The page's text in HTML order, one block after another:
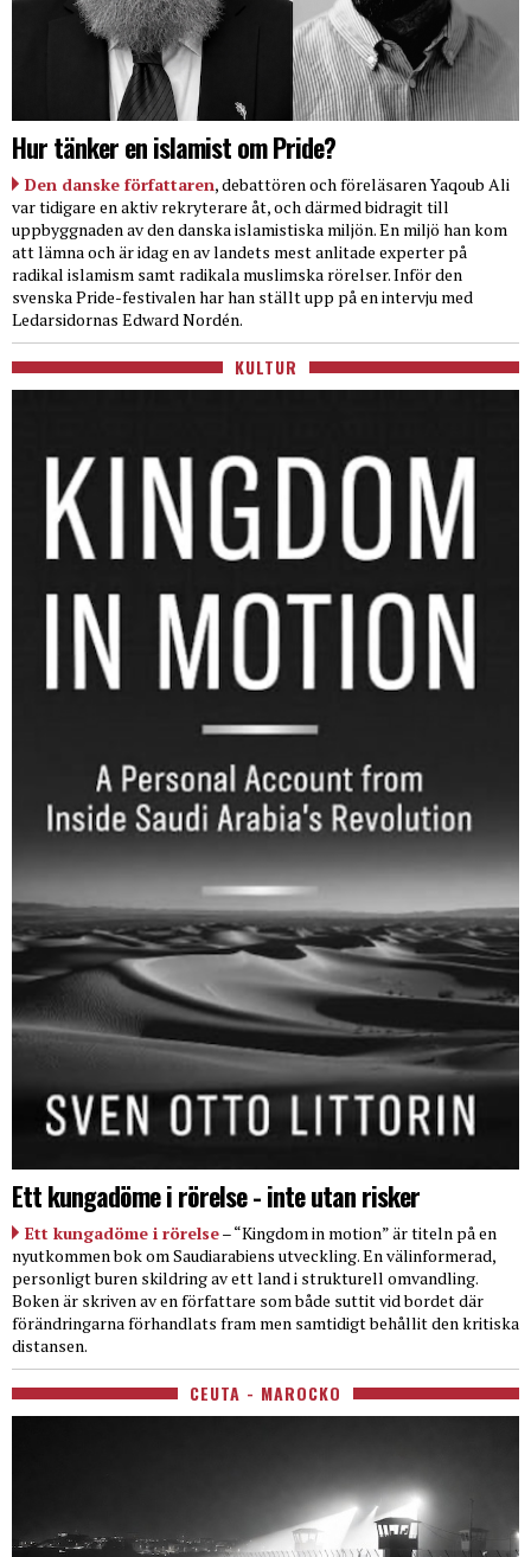
Hur tänker en islamist om Pride?
Den danske författaren, debattören och föreläsaren Yaqoub Ali
var tidigare en aktiv rekryterare åt, och därmed bidragit till
uppbyggnaden av den danska islamistiska miljön. En miljö han kom
att lämna och är idag en av landets mest anlitade experter på
radikal islamism samt radikala muslimska rörelser. Inför den
svenska Pride-festivalen har han ställt upp på en intervju med
Ledarsidornas Edward Nordén.
KULTUR
Ett kungadöme i rörelse - inte utan risker
Ett kungadöme i rörelse– “Kingdom in motion” är titeln på en
nyutkommen bok om Saudiarabiens utveckling. En välinformerad,
personligt buren skildring av ett land i strukturell omvandling.
Boken är skriven av en författare som både suttit vid bordet där
förändringarna förhandlats fram men samtidigt behållit den kritiska
distansen.
CEUTA - MAROCKO